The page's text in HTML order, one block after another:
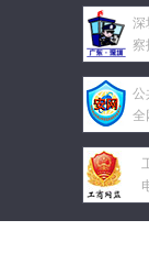
深
察
公
全